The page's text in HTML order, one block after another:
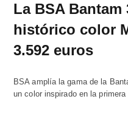
La BSA Bantam
histórico color
3.592 euros
BSA amplía la gama de la
un color inspirado en la